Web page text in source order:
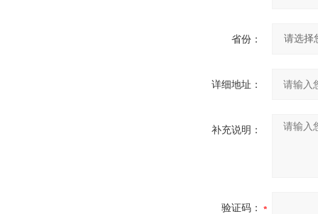
省份：
详细地址：
补充说明：
验证码：